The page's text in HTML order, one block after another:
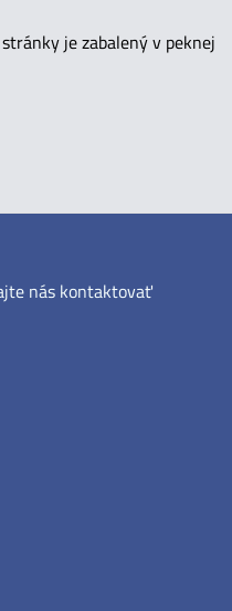
je zabalený v peknej
nás kontaktovať